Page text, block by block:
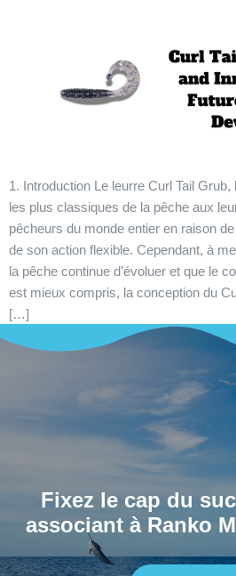
1. Introduction Le leurre Curl Tail Grub,
les plus classiques de la pêche aux
pêcheurs du monde entier en raison
de son action flexible. Cependant, à
la pêche continue d’évoluer et que le
est mieux compris, la conception du
[…]
Fixez le cap du
associant à Ranko